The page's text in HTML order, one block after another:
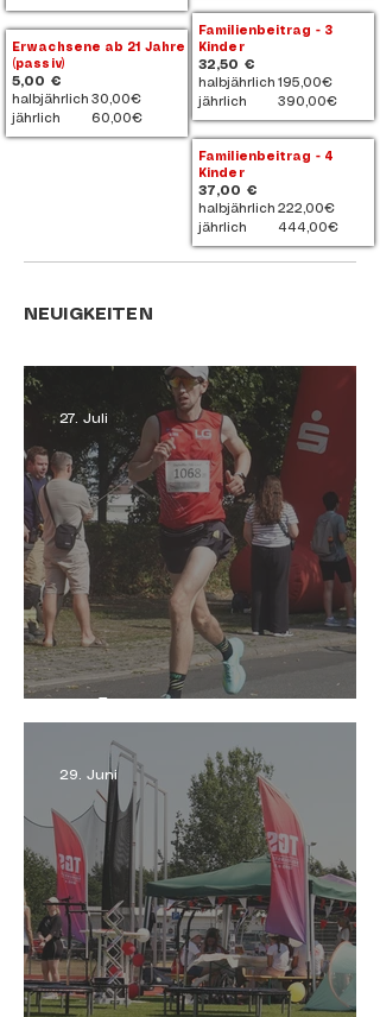
Familienbeitrag - 3
Kinder
32,50 €
halbjährlich
jährlich
195,00€
390,00€
Familienbeitrag - 4
Kinder
37,00 €
halbjährlich
jährlich
222,00€
444,00€
Erwachsene ab 21 Jahre
(passiv)
5,00 €
halbjährlich
jährlich
30,00€
60,00€
NEUIGKEITEN
flott unterwegs
27. Juli
29. Juni